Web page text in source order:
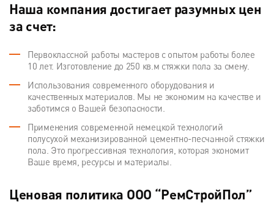
Наша компания достигает разумных цен
за счет:
Первоклассной работы мастеров с опытом работы более
10 лет. Изготовление до 250 кв.м стяжки пола за смену.
Использования современного оборудования и
качественных материалов. Мы не экономим на качестве и
заботимся о Вашей безопасности.
Применения современной немецкой технологий
полусухой механизированной цементно-песчанной стяжки
пола. Это прогрессивная технология, которая экономит
Ваше время, ресурсы и материалы.
Ценовая политика ООО “РемСтройПол”